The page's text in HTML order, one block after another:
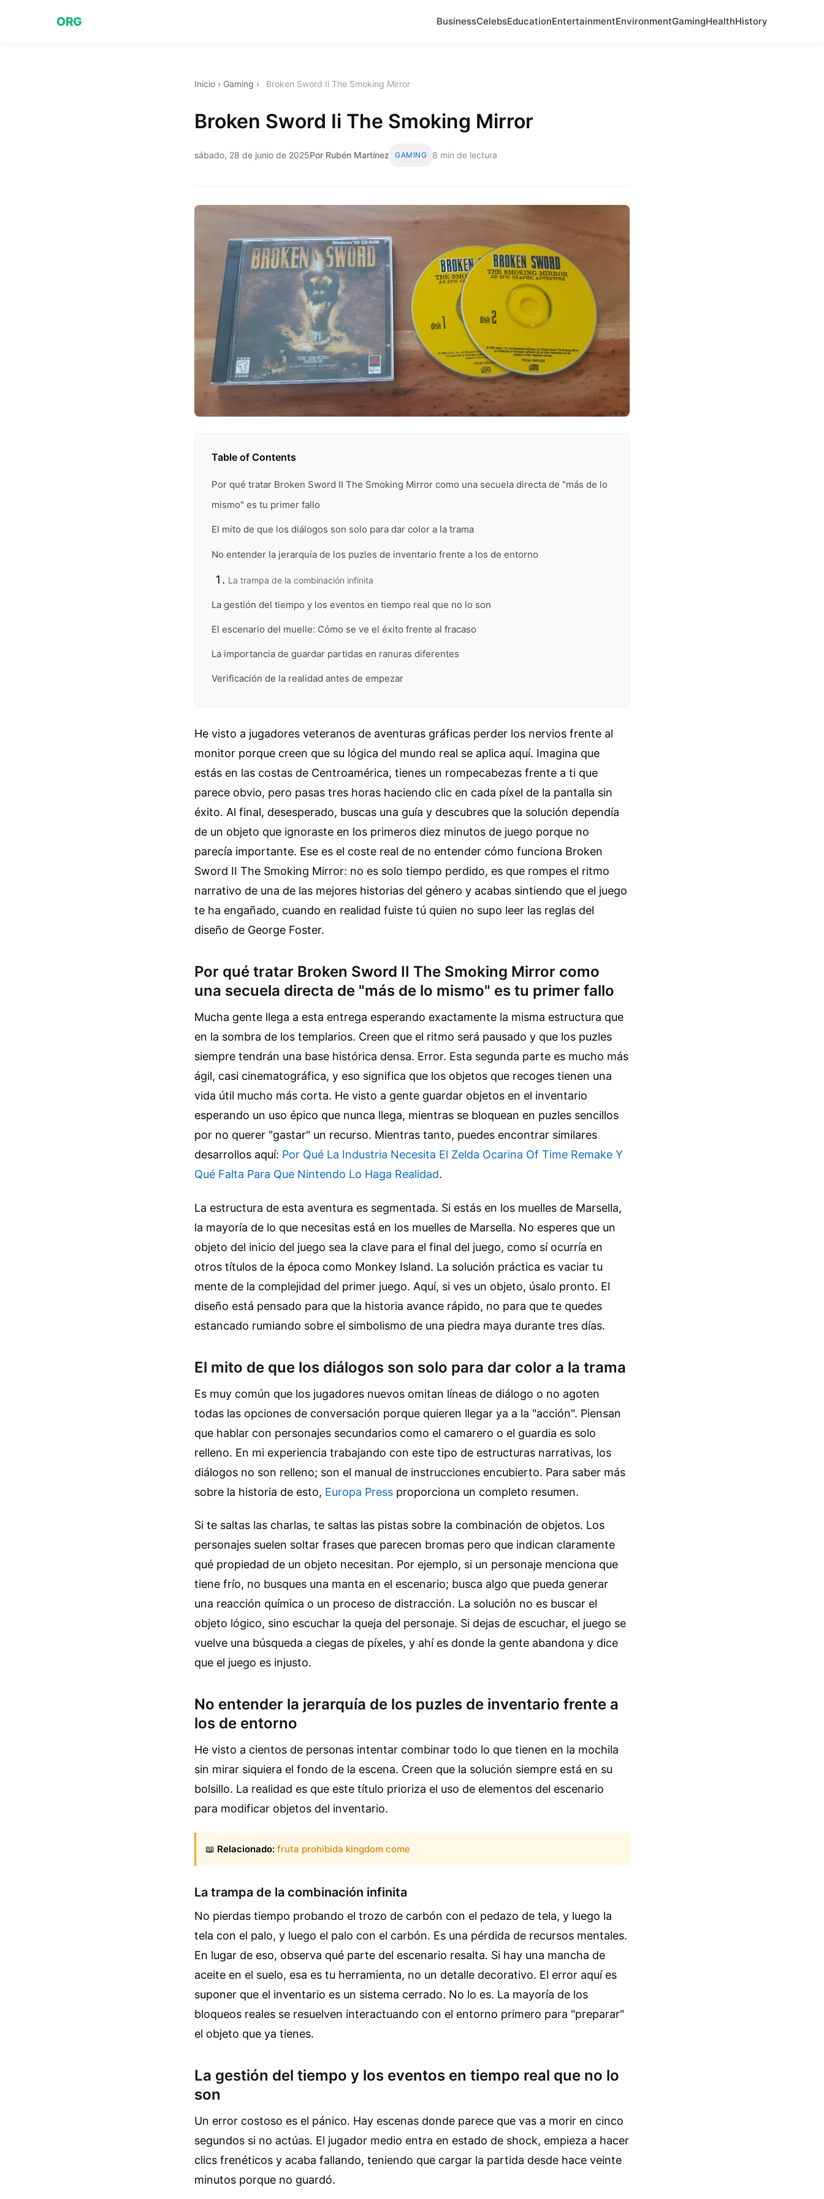
ORG BusinessCelebsEducationEntertainmentEnvironmentGamingHealthHistory
Inicio › Gaming › Broken Sword Ii The Smoking Mirror
Broken Sword Ii The Smoking Mirror
sábado, 28 de junio de 2025Por Rubén Martínez GAMING 8 min de lectura
Table of Contents
Por qué tratar Broken Sword II The Smoking Mirror como una secuela directa de "más de lo
mismo" es tu primer fallo
El mito de que los diálogos son solo para dar color a la trama
No entender la jerarquía de los puzles de inventario frente a los de entorno
La trampa de la combinación infinita
La gestión del tiempo y los eventos en tiempo real que no lo son
El escenario del muelle: Cómo se ve el éxito frente al fracaso
La importancia de guardar partidas en ranuras diferentes
Verificación de la realidad antes de empezar
He visto a jugadores veteranos de aventuras gráficas perder los nervios frente al
monitor porque creen que su lógica del mundo real se aplica aquí. Imagina que
estás en las costas de Centroamérica, tienes un rompecabezas frente a ti que
parece obvio, pero pasas tres horas haciendo clic en cada píxel de la pantalla sin
éxito. Al final, desesperado, buscas una guía y descubres que la solución dependía
de un objeto que ignoraste en los primeros diez minutos de juego porque no
parecía importante. Ese es el coste real de no entender cómo funciona Broken
Sword II The Smoking Mirror: no es solo tiempo perdido, es que rompes el ritmo
narrativo de una de las mejores historias del género y acabas sintiendo que el juego
te ha engañado, cuando en realidad fuiste tú quien no supo leer las reglas del
diseño de George Foster.
Por qué tratar Broken Sword II The Smoking Mirror como
una secuela directa de "más de lo mismo" es tu primer fallo
Mucha gente llega a esta entrega esperando exactamente la misma estructura que
en la sombra de los templarios. Creen que el ritmo será pausado y que los puzles
siempre tendrán una base histórica densa. Error. Esta segunda parte es mucho más
ágil, casi cinematográfica, y eso significa que los objetos que recoges tienen una
vida útil mucho más corta. He visto a gente guardar objetos en el inventario
esperando un uso épico que nunca llega, mientras se bloquean en puzles sencillos
por no querer "gastar" un recurso. Mientras tanto, puedes encontrar similares
desarrollos aquí: Por Qué La Industria Necesita El Zelda Ocarina Of Time Remake Y
Qué Falta Para Que Nintendo Lo Haga Realidad.
La estructura de esta aventura es segmentada. Si estás en los muelles de Marsella,
la mayoría de lo que necesitas está en los muelles de Marsella. No esperes que un
objeto del inicio del juego sea la clave para el final del juego, como sí ocurría en
otros títulos de la época como Monkey Island. La solución práctica es vaciar tu
mente de la complejidad del primer juego. Aquí, si ves un objeto, úsalo pronto. El
diseño está pensado para que la historia avance rápido, no para que te quedes
estancado rumiando sobre el simbolismo de una piedra maya durante tres días.
El mito de que los diálogos son solo para dar color a la trama
Es muy común que los jugadores nuevos omitan líneas de diálogo o no agoten
todas las opciones de conversación porque quieren llegar ya a la "acción". Piensan
que hablar con personajes secundarios como el camarero o el guardia es solo
relleno. En mi experiencia trabajando con este tipo de estructuras narrativas, los
diálogos no son relleno; son el manual de instrucciones encubierto. Para saber más
sobre la historia de esto, Europa Press proporciona un completo resumen.
Si te saltas las charlas, te saltas las pistas sobre la combinación de objetos. Los
personajes suelen soltar frases que parecen bromas pero que indican claramente
qué propiedad de un objeto necesitan. Por ejemplo, si un personaje menciona que
tiene frío, no busques una manta en el escenario; busca algo que pueda generar
una reacción química o un proceso de distracción. La solución no es buscar el
objeto lógico, sino escuchar la queja del personaje. Si dejas de escuchar, el juego se
vuelve una búsqueda a ciegas de píxeles, y ahí es donde la gente abandona y dice
que el juego es injusto.
No entender la jerarquía de los puzles de inventario frente a
los de entorno
He visto a cientos de personas intentar combinar todo lo que tienen en la mochila
sin mirar siquiera el fondo de la escena. Creen que la solución siempre está en su
bolsillo. La realidad es que este título prioriza el uso de elementos del escenario
para modificar objetos del inventario.
📖 Relacionado: fruta prohibida kingdom come
La trampa de la combinación infinita
No pierdas tiempo probando el trozo de carbón con el pedazo de tela, y luego la
tela con el palo, y luego el palo con el carbón. Es una pérdida de recursos mentales.
En lugar de eso, observa qué parte del escenario resalta. Si hay una mancha de
aceite en el suelo, esa es tu herramienta, no un detalle decorativo. El error aquí es
suponer que el inventario es un sistema cerrado. No lo es. La mayoría de los
bloqueos reales se resuelven interactuando con el entorno primero para "preparar"
el objeto que ya tienes.
La gestión del tiempo y los eventos en tiempo real que no lo
son
Un error costoso es el pánico. Hay escenas donde parece que vas a morir en cinco
segundos si no actúas. El jugador medio entra en estado de shock, empieza a hacer
clics frenéticos y acaba fallando, teniendo que cargar la partida desde hace veinte
minutos porque no guardó.